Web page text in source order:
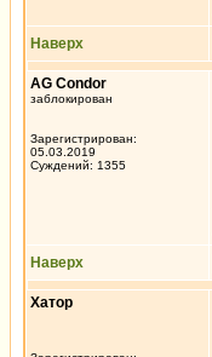
Наверх
AG Condor
заблокирован
Зарегистрирован:
05.03.2019
Суждений: 1355
Наверх
Хатор